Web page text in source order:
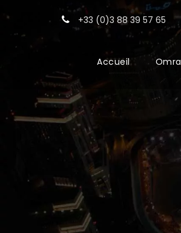
+33 (0)3 88 39 57 65
Accueil Omra